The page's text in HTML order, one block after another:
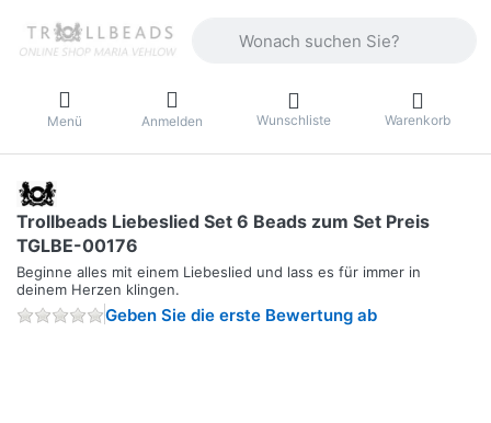
Menü Anmelden Wunschliste Warenkorb
Trollbeads Liebeslied Set 6 Beads zum Set Preis
TGLBE-00176
Beginne alles mit einem Liebeslied und lass es für immer in
deinem Herzen klingen.
Geben Sie die erste Bewertung ab